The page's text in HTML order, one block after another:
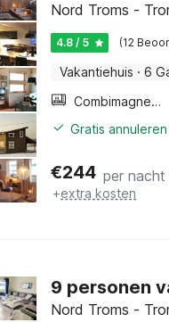
Nord Troms -
4.8 / 5 (12
Vakantiehuis · 6
Combimagnetron
Gratis
€244 per nacht
+extra kosten
9 personen
Nord Troms -